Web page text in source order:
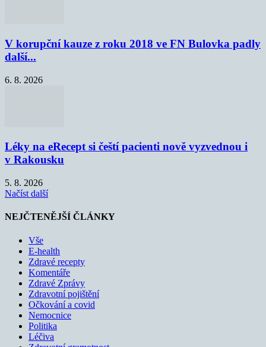
V korupční kauze z roku 2018 ve FN Bulovka padly
další...
6. 8. 2026
Léky na eRecept si čeští pacienti nově vyzvednou i
v Rakousku
5. 8. 2026
Načíst další
NEJČTENĚJŠÍ ČLÁNKY
Vše
E-health
Zdravé recepty
Komentáře
Zdravé Zprávy
Zdravotní pojištění
Očkování a covid
Nemocnice
Politika
Léčiva